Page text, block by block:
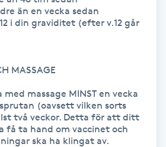
än en vecka sedan
i din graviditet (efter v.12 går
MASSAGE
massage MINST en vecka
(oavsett vilken sorts
två veckor. Detta för att ditt
få ta hand om vaccinet och
ska ha klingat av.